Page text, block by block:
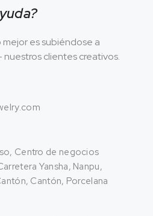
es subiéndose a
clientes creativos.
Centro de negocios
Yansha, Nanpu,
Cantón, Porcelana